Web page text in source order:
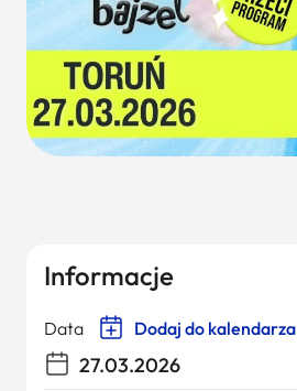
Informacje
Data Dodaj do kalendarza
27.03.2026